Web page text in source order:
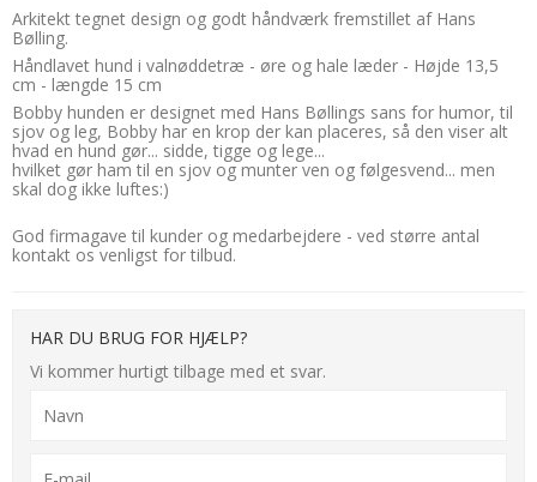
Arkitekt tegnet design og godt håndværk fremstillet af Hans
Bølling.
Håndlavet hund i valnøddetræ - øre og hale læder - Højde 13,5
cm - længde 15 cm
Bobby hunden er designet med Hans Bøllings sans for humor, til
sjov og leg, Bobby har en krop der kan placeres, så den viser alt
hvad en hund gør... sidde, tigge og lege...
hvilket gør ham til en sjov og munter ven og følgesvend... men
skal dog ikke luftes:)
God firmagave til kunder og medarbejdere - ved større antal
kontakt os venligst for tilbud.
HAR DU BRUG FOR HJÆLP?
Vi kommer hurtigt tilbage med et svar.